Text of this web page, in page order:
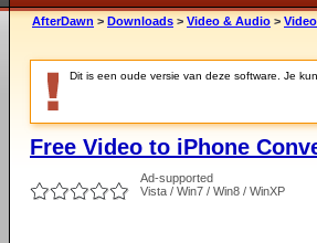
AfterDawn > Downloads > Video & Audio >
Dit is een oude versie van deze software. Je
Free Video to iPhone
Ad-supported
Vista / Win7 / Win8 / WinXP